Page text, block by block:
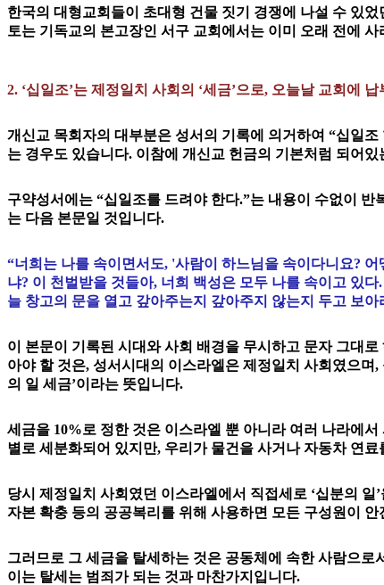
한국의 대형교회들이 초대형 건물 짓기 경쟁에 나설 수 있
토는 기독교의 본고장인 서구 교회에서는 이미 오래 전에
2. ‘십일조’는 제정일치 사회의 ‘세금’으로, 오늘날 교회에
개신교 목회자의 대부분은 성서의 기록에 의거하여 “십일
는 경우도 있습니다. 이참에 개신교 헌금의 기본처럼 되어
구약성서에는 “십일조를 드려야 한다.”는 내용이 수없이
는 다음 본문일 것입니다.
“너희는 나를 속이면서도, '사람이 하느님을 속이다니요?
냐? 이 천벌받을 것들아, 너희 백성은 모두 나를 속이고 있
늘 창고의 문을 열고 갚아주는지 갚아주지 않는지 두고 보
이 본문이 기록된 시대와 사회 배경을 무시하고 문자 그대
아야 할 것은, 성서시대의 이스라엘은 제정일치 사회였으며,
의 일 세금’이라는 뜻입니다.
세금을 10%로 정한 것은 이스라엘 뿐 아니라 여러 나라에
별로 세분화되어 있지만, 우리가 물건을 사거나 자동차 연
당시 제정일치 사회였던 이스라엘에서 직접세로 ‘십분의
자본 확충 등의 공공복리를 위해 사용하면 모든 구성원이
그러므로 그 세금을 탈세하는 것은 공동체에 속한 사람으
이는 탈세는 범죄가 되는 것과 마찬가지입니다.